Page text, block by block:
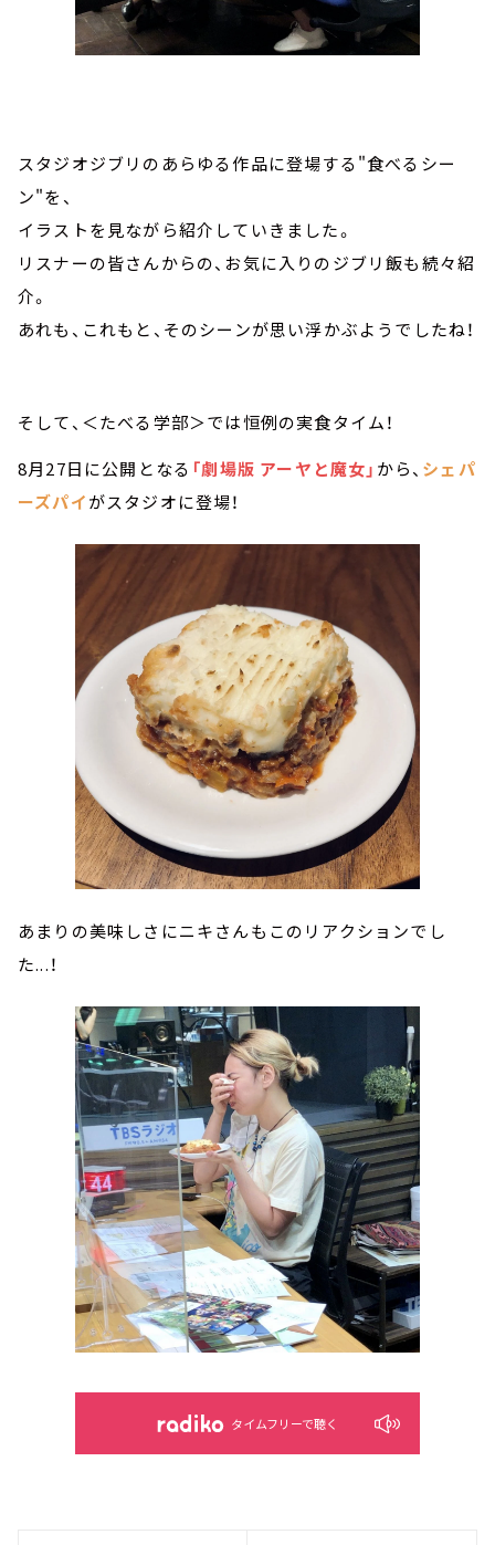
スタジオジブリのあらゆる作品に登場する"食べるシー
ン"を、
イラストを見ながら紹介していきました。
リスナーの皆さんからの、お気に入りのジブリ飯も続々紹
介。
あれも、これもと、そのシーンが思い浮かぶようでしたね！
そして、＜たべる学部＞では恒例の実食タイム！
8月27日に公開となる 「劇場版 アーヤと魔女」 から、 シェパ
ーズパイがスタジオに登場！
あまりの美味しさにニキさんもこのリアクションでし
た...！
タイムフリーで聴く